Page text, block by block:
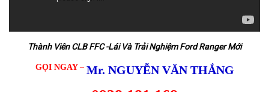
Thành Viên CLB FFC -Lái Và Trải Nghiệm Ford Ranger Mới
GỌI NGAY – Mr. NGUYỄN VĂN THẮNG